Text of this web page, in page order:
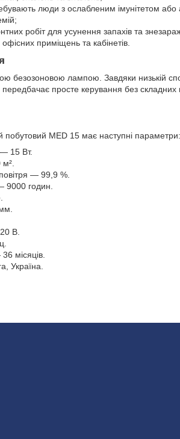
люди з ослабленим імунітетом або
робіт для усунення запахів та
приміщень та кабінетів.
безозоновою лампою. Завдяки низькій
передбачає просте керування без
MED 15 має наступні параметри:
15 Вт.
— 99,9 %.
9000 годин.
В.
місяців.
Україна.